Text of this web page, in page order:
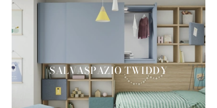
SALVASPAZIO TWIDDY